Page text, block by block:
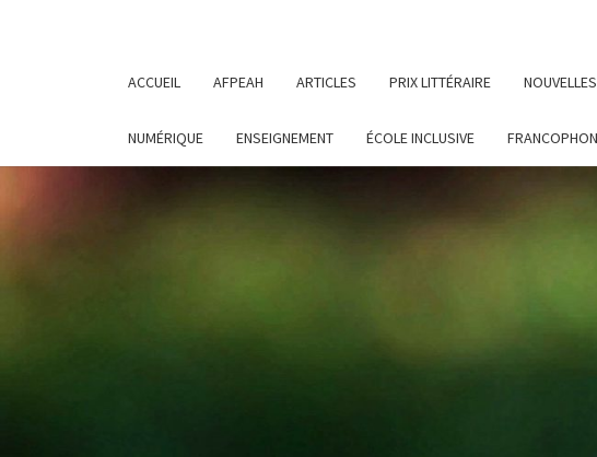
ACCUEIL AFPEAH ARTICLES PRIX LITTÉRAIRE
NUMÉRIQUE ENSEIGNEMENT ÉCOLE INCLUSIVE